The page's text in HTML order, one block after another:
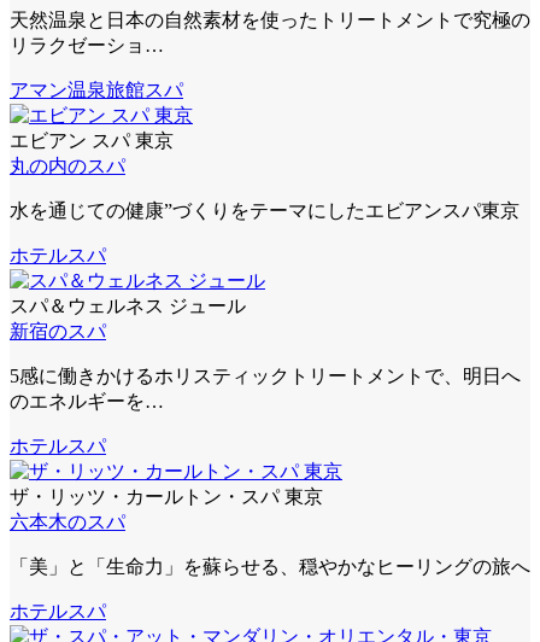
天然温泉と日本の自然素材を使ったトリートメントで究極の
リラクゼーショ…
アマン温泉旅館スパ
エビアン スパ 東京
丸の内のスパ
水を通じての健康”づくりをテーマにしたエビアンスパ東京
ホテルスパ
スパ＆ウェルネス ジュール
新宿のスパ
5感に働きかけるホリスティックトリートメントで、明日へ
のエネルギーを…
ホテルスパ
ザ・リッツ・カールトン・スパ 東京
六本木のスパ
「美」と「生命力」を蘇らせる、穏やかなヒーリングの旅へ
ホテルスパ